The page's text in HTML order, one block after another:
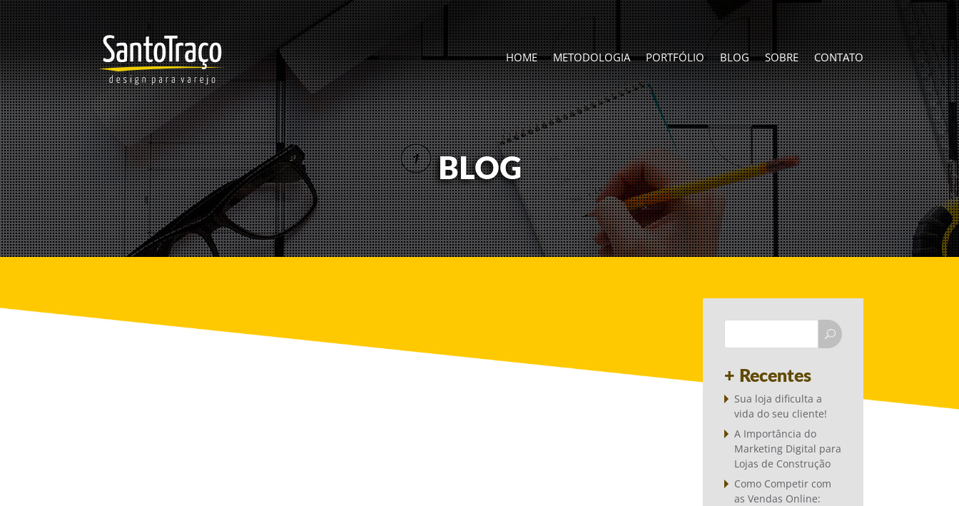
HOME METODOLOGIA PORTFÓLIO BLOG SOBRE CONTATO
BLOG
+ Recentes
Sua loja dificulta a
vida do seu cliente!
A Importância do
Marketing Digital para
Lojas de Construção
Como Competir com
as Vendas Online: